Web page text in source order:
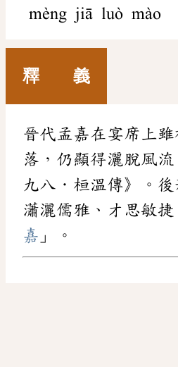
mèng jiā luò mào
釋 義
晉代孟嘉在宴席上
落，仍顯得灑脫風
九八．桓溫傳》。
瀟灑儒雅、才思敏捷
嘉 」。